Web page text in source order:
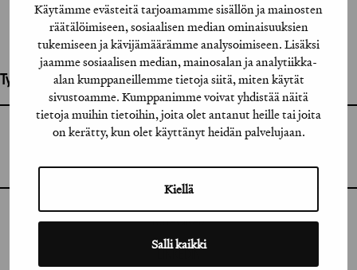
Käytämme evästeitä tarjoamamme sisällön ja mainosten
räätälöimiseen, sosiaalisen median ominaisuuksien
tukemiseen ja kävijämäärämme analysoimiseen. Lisäksi
jaamme sosiaalisen median, mainosalan ja analytiikka-
alan kumppaneillemme tietoja siitä, miten käytät
sivustoamme. Kumppanimme voivat yhdistää näitä
tietoja muihin tietoihin, joita olet antanut heille tai joita
on kerätty, kun olet käyttänyt heidän palvelujaan.
Kiellä
Salli kaikki
Työhön osallistuneet henkilöt / tahot:
GRAFIA RY
GRAFIA(AT)GRAFIA.FI
INSTAGRAM